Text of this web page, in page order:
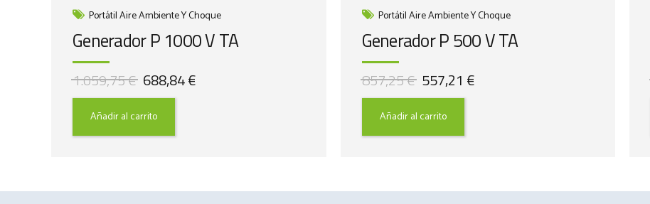
Portátil Aire Ambiente Y Choque
Generador P 1000 V TA
1.059,75€ El
precio
original
era:
688,84€El
Añadir al carrito
Portátil Aire Ambiente Y Choque
Generador P 500 V TA
857,25€ El
precio
original
era:
557,21 €El
Añadir al carrito